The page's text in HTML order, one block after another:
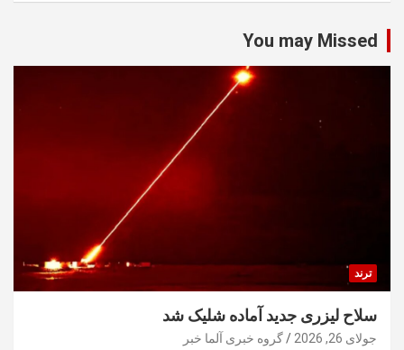
You may Missed
ترند
سلاح لیزری جدید آماده شلیک شد
جولای 26, 2026 گروه خبری آلما خبر